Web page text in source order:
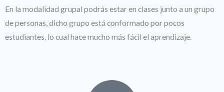
En la modalidad grupal podrás estar en clases junto a un grupo
de personas, dicho grupo está conformado por pocos
estudiantes, lo cual hace mucho más fácil el aprendizaje.